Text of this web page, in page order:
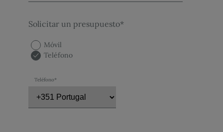
Solicitar un presupuesto*
Móvil
Teléfono
Teléfono*